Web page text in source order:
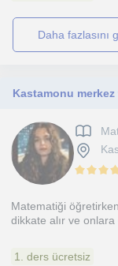
daha fazlasını
Matematiği
dikkate alır ve
1. ders ücretsiz